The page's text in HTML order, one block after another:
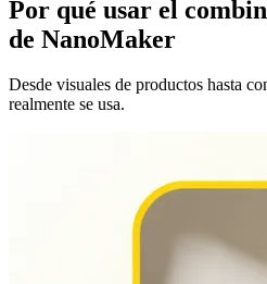
Por qué usar el
de NanoMaker
Desde visuales de productos hasta
realmente se usa.